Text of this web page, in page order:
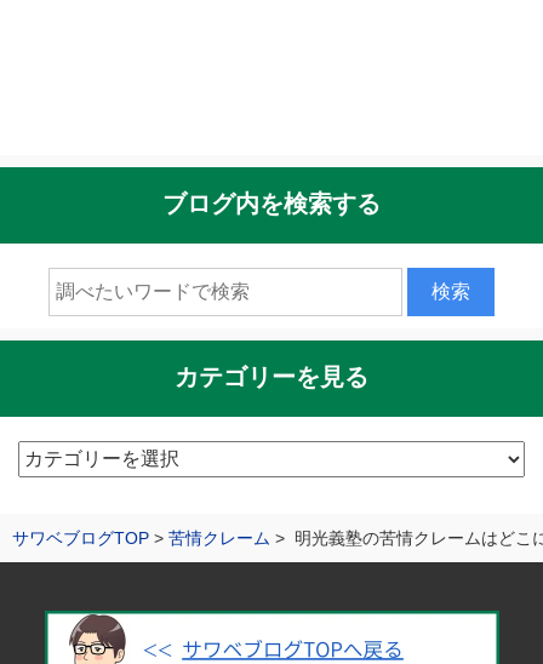
サワベブログTOP 苦情クレーム 明光義塾の苦情クレームはどこ
ブログ内を検索する
カテゴリーを見る
カ
リ